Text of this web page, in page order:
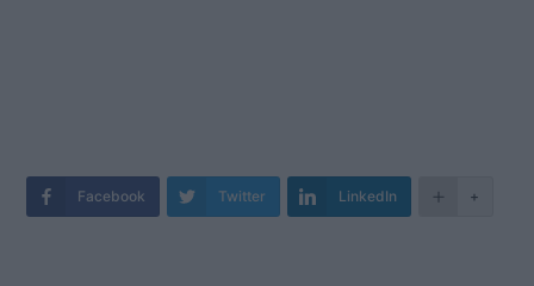
Facebook Twitter LinkedIn +